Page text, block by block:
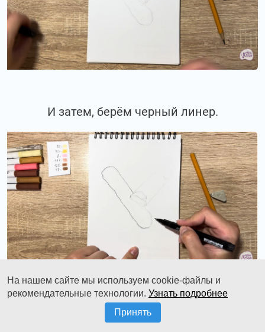
И затем, берём черный линер.
И начинаем им обводить все по
На нашем сайте мы используем cookie-файлы и
рекомендательные технологии. Узнать подробнее
Принять